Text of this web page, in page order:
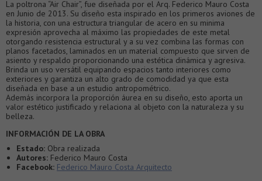
La poltrona “Air Chair”, fue diseñada por el Arq. Federico Mauro Costa
en Junio de 2013. Su diseño esta inspirado en los primeros aviones de
la historia, con una estructura triangular de acero en su minima
expresión aprovecha al máximo las propiedades de este metal
otorgando resistencia estructural y a su vez combina las formas con
planos facetados, laminados en un material compuesto que sirven de
asiento y respaldo proporcionando una estética dinámica y agresiva.
Brinda un uso versátil equipando espacios tanto interiores como
exteriores y garantiza un alto grado de comodidad ya que esta
diseñada en base a un estudio antropométrico.
Además incorpora la proporción áurea en su diseño, esto aporta un
valor estético justificado y relaciona al objeto con la naturaleza y su
belleza.
INFORMACIÓN DE LA OBRA
Estado: Obra realizada
Autores: Federico Mauro Costa
Facebook: Federico Mauro Costa Arquitecto